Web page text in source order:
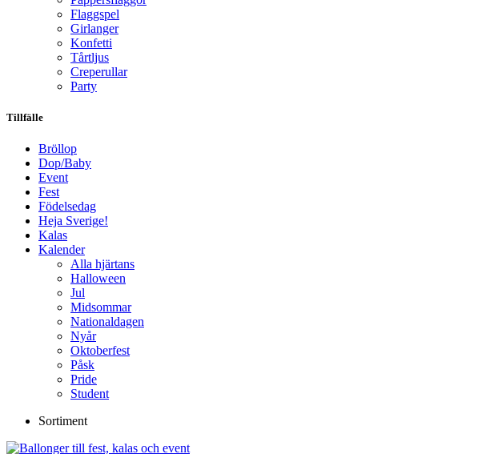
Flaggspel
Girlanger
Konfetti
Tårtljus
Creperullar
Party
Tillfälle
Bröllop
Dop/Baby
Event
Fest
Födelsedag
Heja Sverige!
Kalas
Kalender
Alla hjärtans
Halloween
Jul
Midsommar
Nationaldagen
Nyår
Oktoberfest
Påsk
Pride
Student
Sortiment